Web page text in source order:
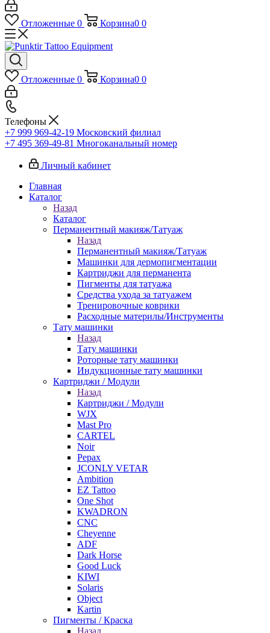
Отложенные 0 Корзина0 0
Отложенные 0 Корзина0 0
Телефоны
+7 999 969-42-19 Московский филиал
+7 495 369-49-81 Многоканальный номер
Личный кабинет
Главная
Каталог
Назад
Каталог
Перманентный макияж/Татуаж
Назад
Перманентный макияж/Татуаж
Машинки для дермопигментации
Картриджи для перманента
Пигменты для татуажа
Средства ухода за татуажем
Тренировочные коврики
Расходные материлы/Инструменты
Тату машинки
Назад
Тату машинки
Роторные тату машинки
Индукционные тату машинки
Картриджи / Модули
Назад
Картриджи / Модули
WJX
Mast Pro
CARTEL
Noir
Pepax
JCONLY VETAR
Ambition
EZ Tattoo
One Shot
KWADRON
CNC
Cheyenne
ADF
Dark Horse
Good Luck
KIWI
Solaris
Object
Kartin
Пигменты / Краска
Назад